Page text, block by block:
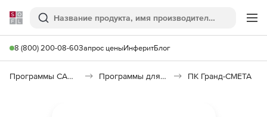
Softline
Поиск
8 (800) 200-08-60Запрос ценыИнферитБлог
Программы САПР и ГИС Программы для документооборота ПК Гранд-СМЕТА